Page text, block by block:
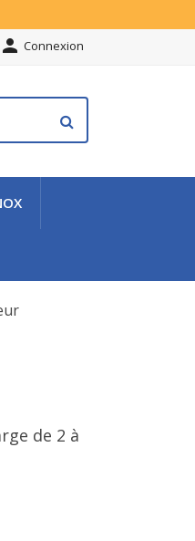
 Connexion
de 2 à